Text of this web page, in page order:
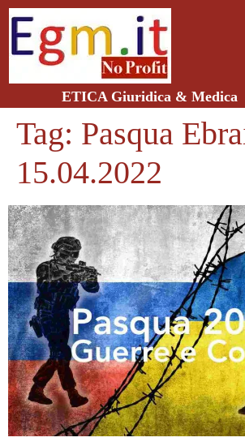
ETICA Giuridica & Medica
Tag: Pasqua
15.04.2022